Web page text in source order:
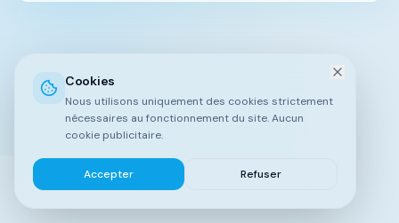
Cookies
Nous utilisons uniquement des cookies strictement
nécessaires au fonctionnement du site. Aucun
cookie publicitaire.
Accepter Refuser